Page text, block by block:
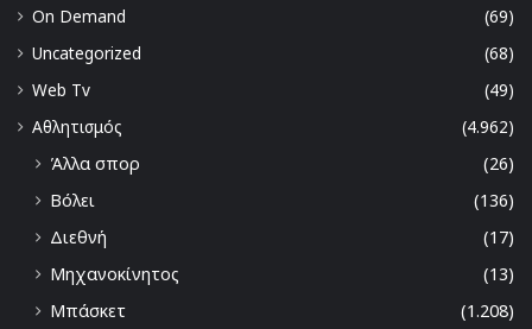
On Demand
(69)
Uncategorized
(68)
Web Tv
(49)
Αθλητισμός
(4.962)
Άλλα σπορ
(26)
Βόλει
(136)
Διεθνή
(17)
Μηχανοκίνητος
(13)
Μπάσκετ
(1.208)